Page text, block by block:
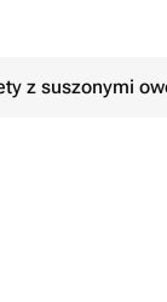
z suszonymi